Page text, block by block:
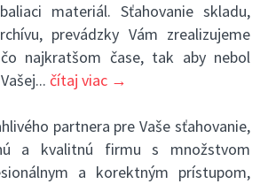
materiál. Sťahovanie skladu,
prevádzky Vám zrealizujeme
najkratšom čase, tak aby nebol
... čítaj viac →
partnera pre Vaše sťahovanie,
a kvalitnú firmu s množstvom
a korektným prístupom,